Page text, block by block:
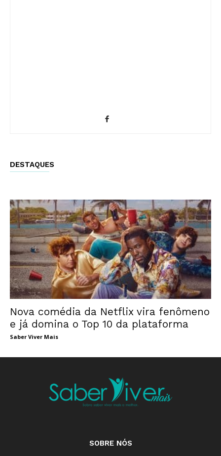
DESTAQUES
Nova comédia da Netflix vira fenômeno
e já domina o Top 10 da plataforma
Saber Viver Mais
SOBRE NÓS